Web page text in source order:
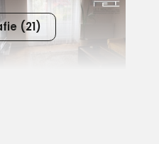
(21)